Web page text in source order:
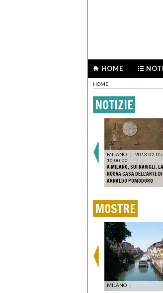
HOME
HOME
NOTIZIE
MILANO |
2013-02-05
10:00:00
A MILANO, SUI NAVIGLI, LA
NUOVA CASA DELL'ARTE DI
ARNALDO POMODORO
MOSTRE
MILANO |